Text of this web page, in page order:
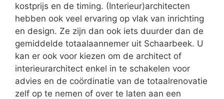
kostprijs en de timing. (Interieur)architecten
hebben ook veel ervaring op vlak van inrichting
en design. Ze zijn dan ook iets duurder dan de
gemiddelde totaalaannemer uit Schaarbeek. U
kan er ook voor kiezen om de architect of
interieurarchitect enkel in te schakelen voor
advies en de coördinatie van de totaalrenovatie
zelf op te nemen of over te laten aan een